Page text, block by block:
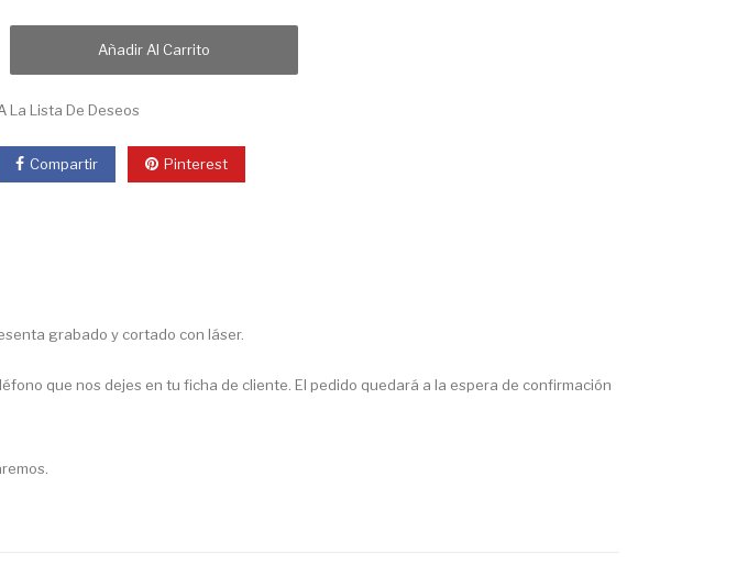
Añadir Al Carrito
La Lista De Deseos
Compartir Pinterest
grabado y cortado con láser.
que nos dejes en tu ficha de cliente. El pedido quedará a la espera de confirmación